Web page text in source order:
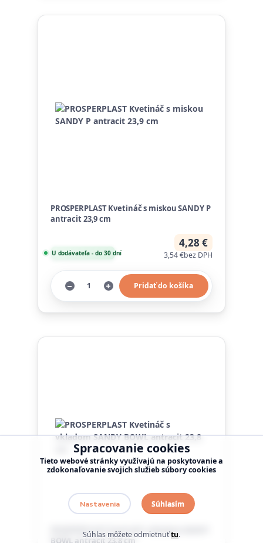
PROSPERPLAST Kvetináč s miskou SANDY P
antracit 23,9 cm
4,28 €
3,54 €bez DPH
U dodávateľa - do 30 dní
Pridať do košíka
PROSPERPLAST Kvetináč s vkladom SANDY
BOWL antracit 23,8 cm
Spracovanie cookies
Tieto webové stránky využívajú na poskytovanie a
zdokonaľovanie svojich služieb súbory cookies
Nastavenia Súhlasím
Súhlas môžete odmietnuťtu.